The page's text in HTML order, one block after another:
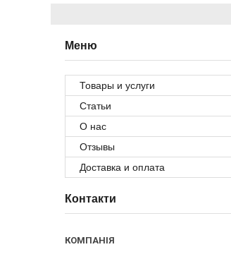
Товары и услуги
Статьи
О нас
Отзывы
Доставка и оплата
Контакти